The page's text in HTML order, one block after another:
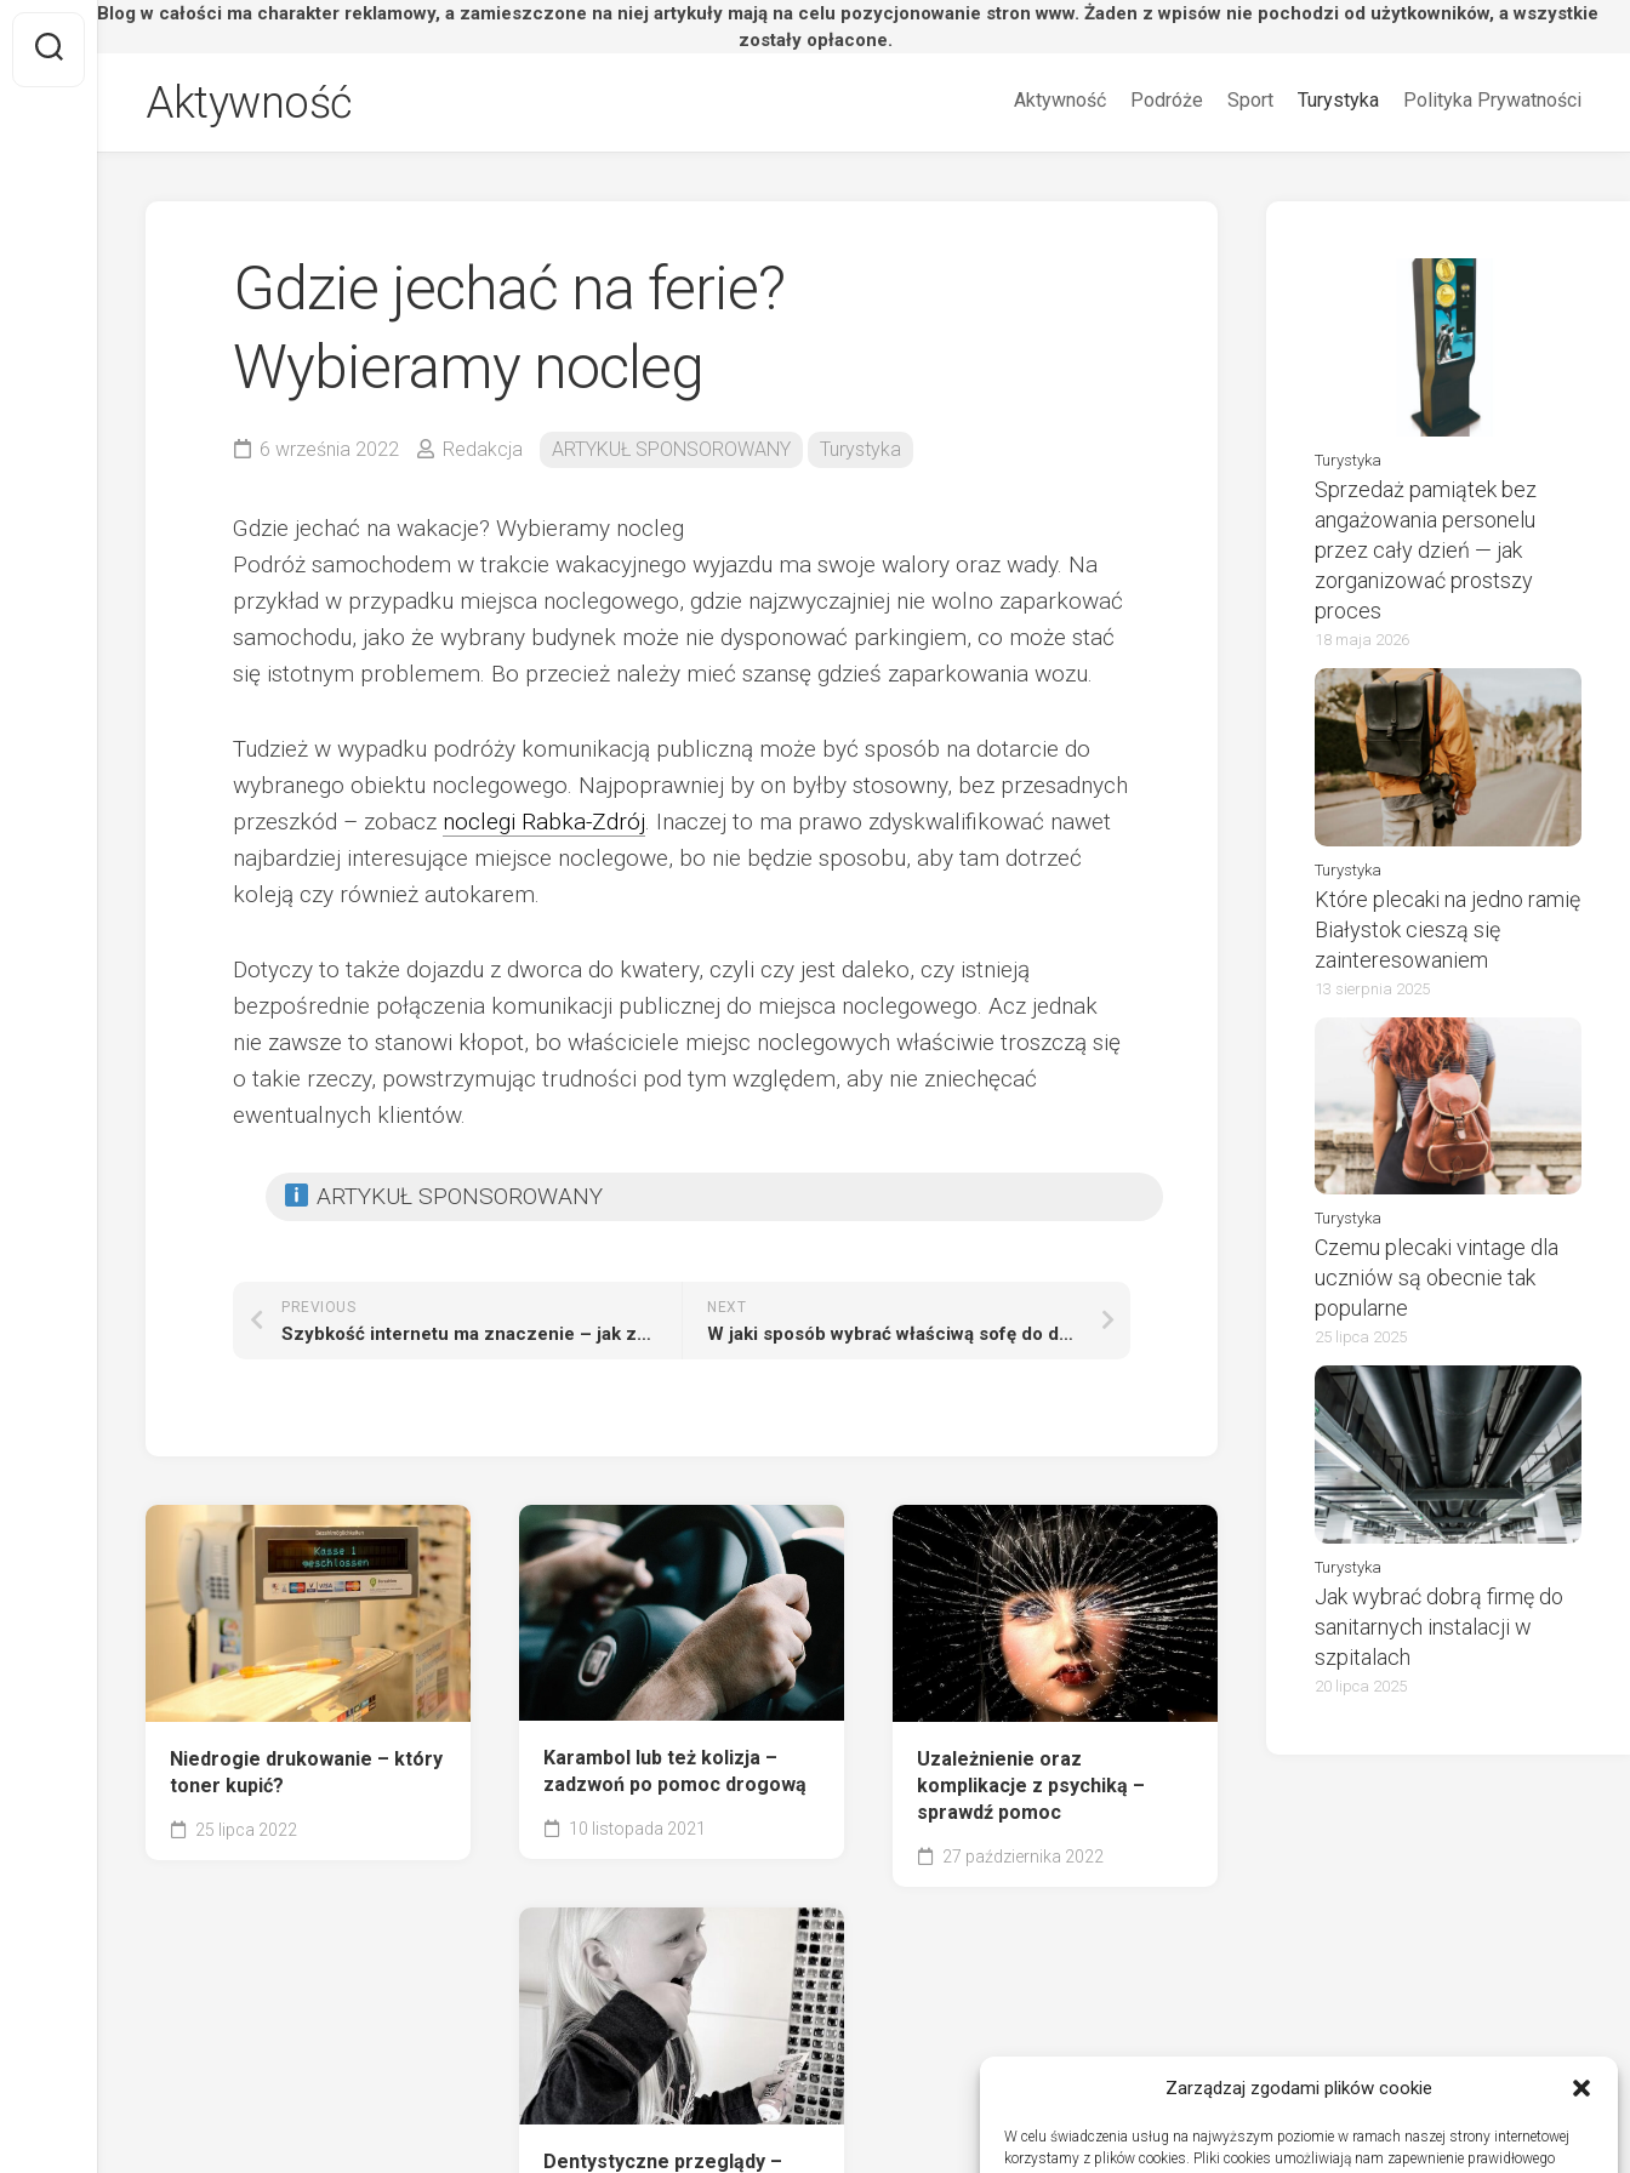
Zarządzaj zgodami plików cookie
W celu świadczenia usług na najwyższym poziomie w ramach naszej strony internetowej
korzystamy z plików cookies. Pliki cookies umożliwiają nam zapewnienie prawidłowego
Strona/Blog w całości ma charakter reklamowy, a zamieszczone na niej artykuły mają na celu pozycjonowanie stron www. Żaden z wpisów nie pochodzi od użytkowników, a wszystkie
zostały opłacone.
Aktywność Aktywność Podróże Sport Turystyka Polityka Prywatności
Gdzie jechać na ferie?
Wybieramy nocleg
6 września 2022 Redakcja ARTYKUŁ SPONSOROWANY Turystyka
Gdzie jechać na wakacje? Wybieramy nocleg
Podróż samochodem w trakcie wakacyjnego wyjazdu ma swoje walory oraz wady. Na
przykład w przypadku miejsca noclegowego, gdzie najzwyczajniej nie wolno zaparkować
samochodu, jako że wybrany budynek może nie dysponować parkingiem, co może stać
się istotnym problemem. Bo przecież należy mieć szansę gdzieś zaparkowania wozu.
Tudzież w wypadku podróży komunikacją publiczną może być sposób na dotarcie do
wybranego obiektu noclegowego. Najpoprawniej by on byłby stosowny, bez przesadnych
przeszkód – zobacz noclegi Rabka-Zdrój. Inaczej to ma prawo zdyskwalifikować nawet
najbardziej interesujące miejsce noclegowe, bo nie będzie sposobu, aby tam dotrzeć
koleją czy również autokarem.
Dotyczy to także dojazdu z dworca do kwatery, czyli czy jest daleko, czy istnieją
bezpośrednie połączenia komunikacji publicznej do miejsca noclegowego. Acz jednak
nie zawsze to stanowi kłopot, bo właściciele miejsc noclegowych właściwie troszczą się
o takie rzeczy, powstrzymując trudności pod tym względem, aby nie zniechęcać
ewentualnych klientów.
ARTYKUŁ SPONSOROWANY
NEXT
W jaki sposób wybrać właściwą sofę do domu?
PREVIOUS
Szybkość internetu ma znaczenie – jak zrealizować test prędkości?
Niedrogie drukowanie – który
toner kupić?
25 lipca 2022
Karambol lub też kolizja –
zadzwoń po pomoc drogową
10 listopada 2021
Uzależnienie oraz
komplikacje z psychiką –
sprawdź pomoc
27 października 2022
Dentystyczne przeglądy –
Turystyka
Sprzedaż pamiątek bez
angażowania personelu
przez cały dzień — jak
zorganizować prostszy
proces
18 maja 2026
Turystyka
Które plecaki na jedno ramię
Białystok cieszą się
zainteresowaniem
13 sierpnia 2025
Turystyka
Czemu plecaki vintage dla
uczniów są obecnie tak
popularne
25 lipca 2025
Turystyka
Jak wybrać dobrą firmę do
sanitarnych instalacji w
szpitalach
20 lipca 2025